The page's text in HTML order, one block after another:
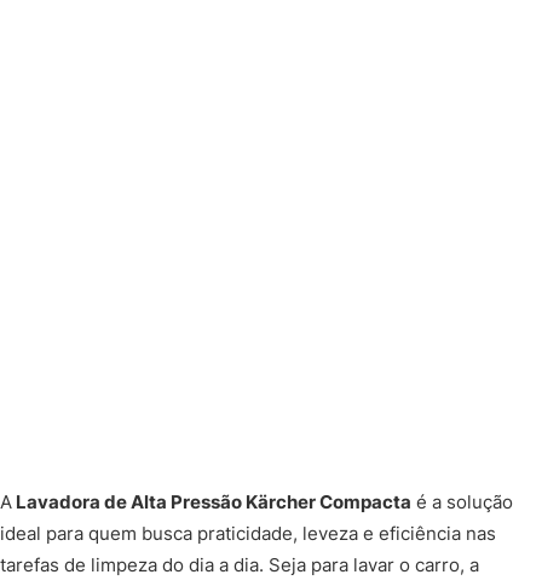
A Lavadora de Alta Pressão Kärcher Compacta é a solução
ideal para quem busca praticidade, leveza e eficiência nas
tarefas de limpeza do dia a dia. Seja para lavar o carro, a